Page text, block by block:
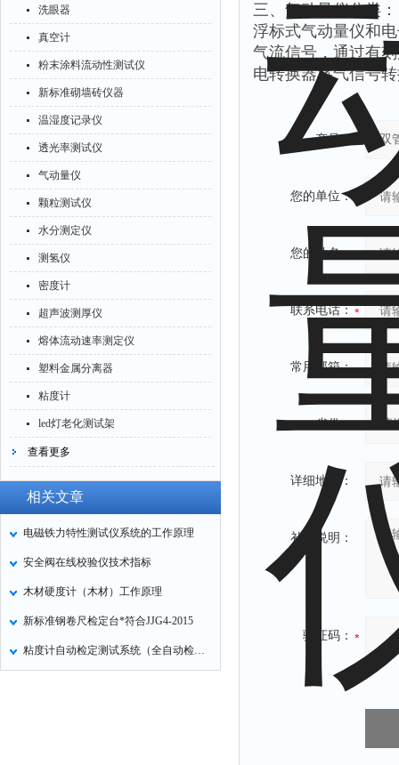
洗眼器
真空计
粉末涂料流动性测试仪
新标准砌墙砖仪器
温湿度记录仪
透光率测试仪
气动量仪
颗粒测试仪
水分测定仪
测氢仪
密度计
超声波测厚仪
熔体流动速率测定仪
塑料金属分离器
粘度计
led灯老化测试架
查看更多
相关文章
电磁铁力特性测试仪系统的工作原理
安全阀在线校验仪技术指标
木材硬度计（木材）工作原理
新标准钢卷尺检定台*符合JJG4-2015
粘度计自动检定测试系统（全自动检定技术）
三、气动量仪分类：
浮标式气动量仪和
气流信号，通过有
电转换器将气信号
产品：
您的单位：
您的姓名：
联系电话：
常用邮箱：
省份：
详细地址：
补充说明：
验证码：